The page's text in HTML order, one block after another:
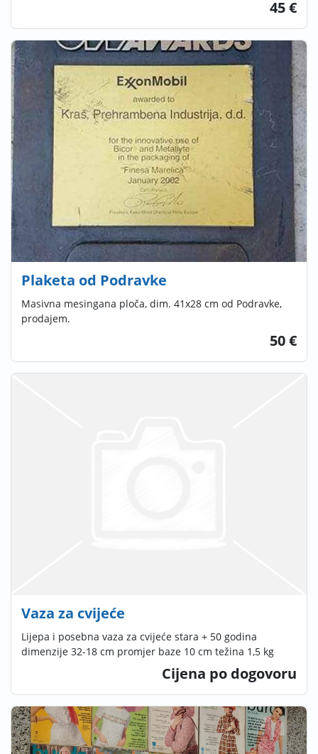
45 €
Plaketa od Podravke
Masivna mesingana ploča, dim. 41x28 cm od Podravke,
prodajem.
50 €
Vaza za cvijeće
Lijepa i posebna vaza za cvijeće stara + 50 godina
dimenzije 32-18 cm promjer baze 10 cm težina 1,5 kg
Cijena po dogovoru